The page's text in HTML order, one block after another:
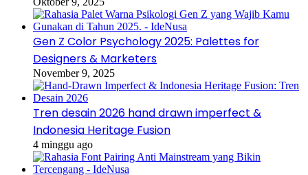
Gen Z Color Psychology 2025: Palettes for
Designers & Marketers
November 9, 2025
Tren desain 2026 hand drawn imperfect &
Indonesia Heritage Fusion
4 minggu ago